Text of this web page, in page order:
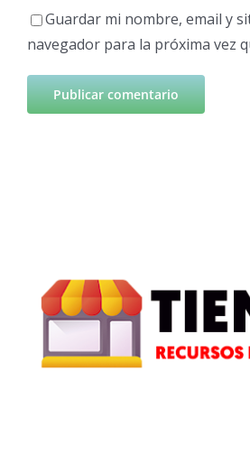
Guardar mi nombre, email y
navegador para la próxima vez